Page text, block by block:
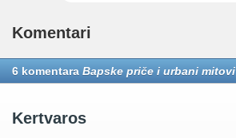
Komentari
6 komentara Bapske priče i urbani mitovi
Kertvaros